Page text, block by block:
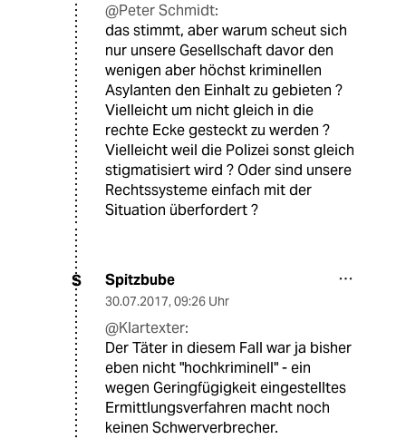
@Peter Schmidt:
das stimmt, aber warum scheut sich
nur unsere Gesellschaft davor den
wenigen aber höchst kriminellen
Asylanten den Einhalt zu gebieten ?
Vielleicht um nicht gleich in die
rechte Ecke gesteckt zu werden ?
Vielleicht weil die Polizei sonst gleich
stigmatisiert wird ? Oder sind unsere
Rechtssysteme einfach mit der
Situation überfordert ?
S Spitzbube
30.07.2017, 09:26 Uhr
@Klartexter:
Der Täter in diesem Fall war ja bisher
eben nicht "hochkriminell" - ein
wegen Geringfügigkeit eingestelltes
Ermittlungsverfahren macht noch
keinen Schwerverbrecher.